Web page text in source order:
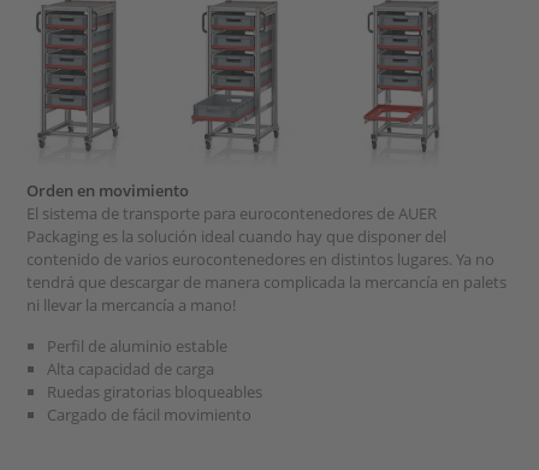
Orden en movimiento
El sistema de transporte para eurocontenedores de AUER
Packaging es la solución ideal cuando hay que disponer del
contenido de varios eurocontenedores en distintos lugares. Ya no
tendrá que descargar de manera complicada la mercancía en palets
ni llevar la mercancía a mano!
Perfil de aluminio estable
Alta capacidad de carga
Ruedas giratorias bloqueables
Cargado de fácil movimiento